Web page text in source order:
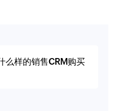
么样的销售CRM购买